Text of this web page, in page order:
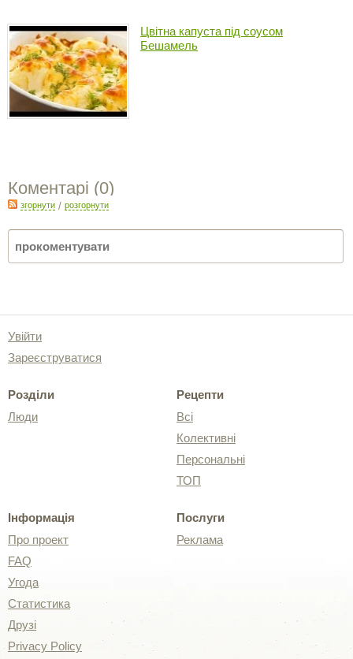
Цвітна капуста під соусом
Бешамель
Коментарі (0)
згорнути / розгорнути
Увійти
Зареєструватися
Розділи
Люди
Рецепти
Всі
Колективні
Персональні
ТОП
Інформація
Про проект
FAQ
Угода
Статистика
Друзі
Privacy Policy
Послуги
Реклама